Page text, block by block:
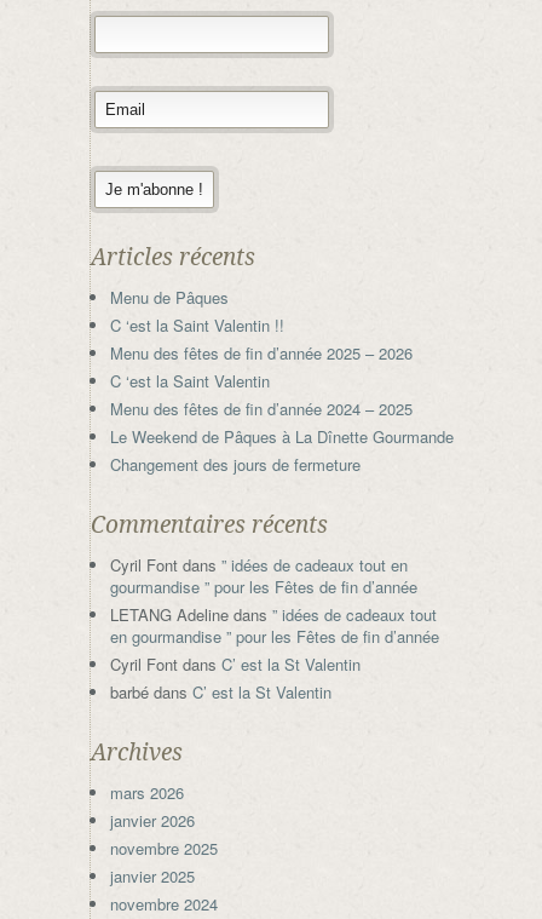
Articles récents
Menu de Pâques
C ‘est la Saint Valentin !!
Menu des fêtes de fin d’année 2025 – 2026
C ‘est la Saint Valentin
Menu des fêtes de fin d’année 2024 – 2025
Le Weekend de Pâques à La Dînette Gourmande
Changement des jours de fermeture
Commentaires récents
Cyril Font dans ” idées de cadeaux tout en
gourmandise ” pour les Fêtes de fin d’année
LETANG Adeline dans ” idées de cadeaux tout
en gourmandise ” pour les Fêtes de fin d’année
Cyril Font dans C’ est la St Valentin
barbé dans C’ est la St Valentin
Archives
mars 2026
janvier 2026
novembre 2025
janvier 2025
novembre 2024